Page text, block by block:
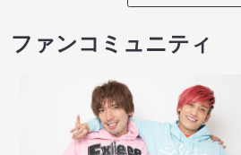
ファンコミュニティ